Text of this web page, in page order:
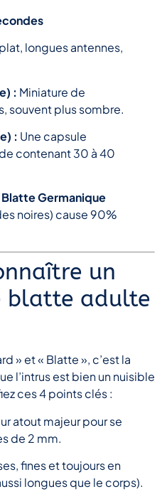
longues antennes,
: Miniature de
souvent plus sombre.
: Une capsule
contenant 30 à 40
Blatte Germanique
noires) cause 90%
un
blatte adulte
» et « Blatte », c’est la
l’intrus est bien un nuisible
ces 4 points clés :
atout majeur pour se
de 2 mm.
fines et toujours en
longues que le corps).